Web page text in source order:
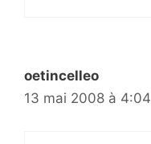
oetincelleo
13 mai 2008 à 4:04